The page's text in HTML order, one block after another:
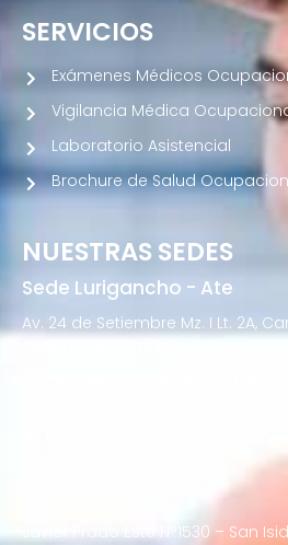
NUESTRAS SEDES
Sede Lurigancho - Ate
Av. 24 de Setiembre Mz. I Lt. 2A,
cuadra del Paradero Cabana,
Av. Francisco Bolognesi Nro. 101
02 (Esquina con Av. Gerardo
Javier Prado Este N°1530 – San
SERVICIOS
Exámenes Médicos
Vigilancia Médica
Laboratorio Asistencial
Brochure de Salud